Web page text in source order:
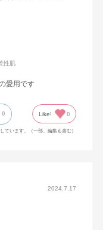
性肌
愛用です
0 Like! 0
ています。（一部、編集も含む）
2024.7.17